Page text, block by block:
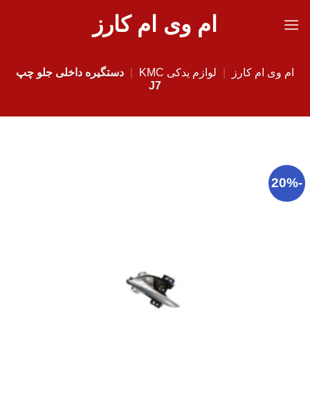
ام وی ام کارز
ام وی ام کارز لوازم یدکی KMC
دستگیره داخلی جلو چپ
J7
-20%